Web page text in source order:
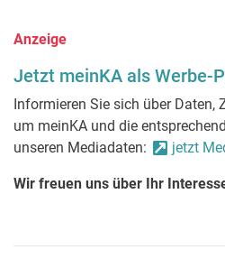
Anzeige
Jetzt meinKA als Werbe-
Informieren Sie sich über Daten,
um meinKA und die
unseren Mediadaten:
jetzt
Wir freuen uns über Ihr